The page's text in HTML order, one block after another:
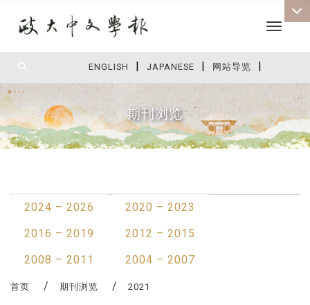
ENGLISH | JAPANESE | 网站导览 |
Toggle
期刊浏览
2024 – 2026
2020 – 2023
2016 – 2019
2012 – 2015
2008 – 2011
2004 – 2007
首页 期刊浏览 2021